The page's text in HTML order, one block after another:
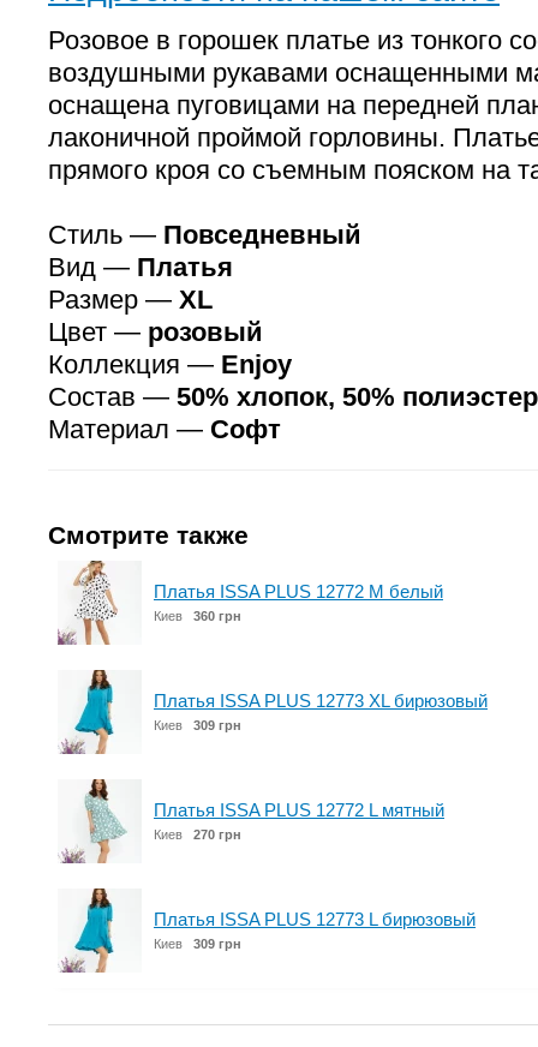
Розовое в горошек платье из тонкого
воздушными рукавами оснащенными
оснащена пуговицами на передней
лаконичной проймой горловины.
прямого кроя со съемным пояском на
Стиль — Повседневный
Вид — Платья
Размер — XL
Цвет — розовый
Коллекция — Enjoy
Состав — 50% хлопок, 50% полиэстер
Материал — Софт
Смотрите также
Платья ISSA PLUS 12772 M белый
Киев 360 грн
Платья ISSA PLUS 12773 XL бирюзовый
Киев 309 грн
Платья ISSA PLUS 12772 L мятный
Киев 270 грн
Платья ISSA PLUS 12773 L бирюзовый
Киев 309 грн